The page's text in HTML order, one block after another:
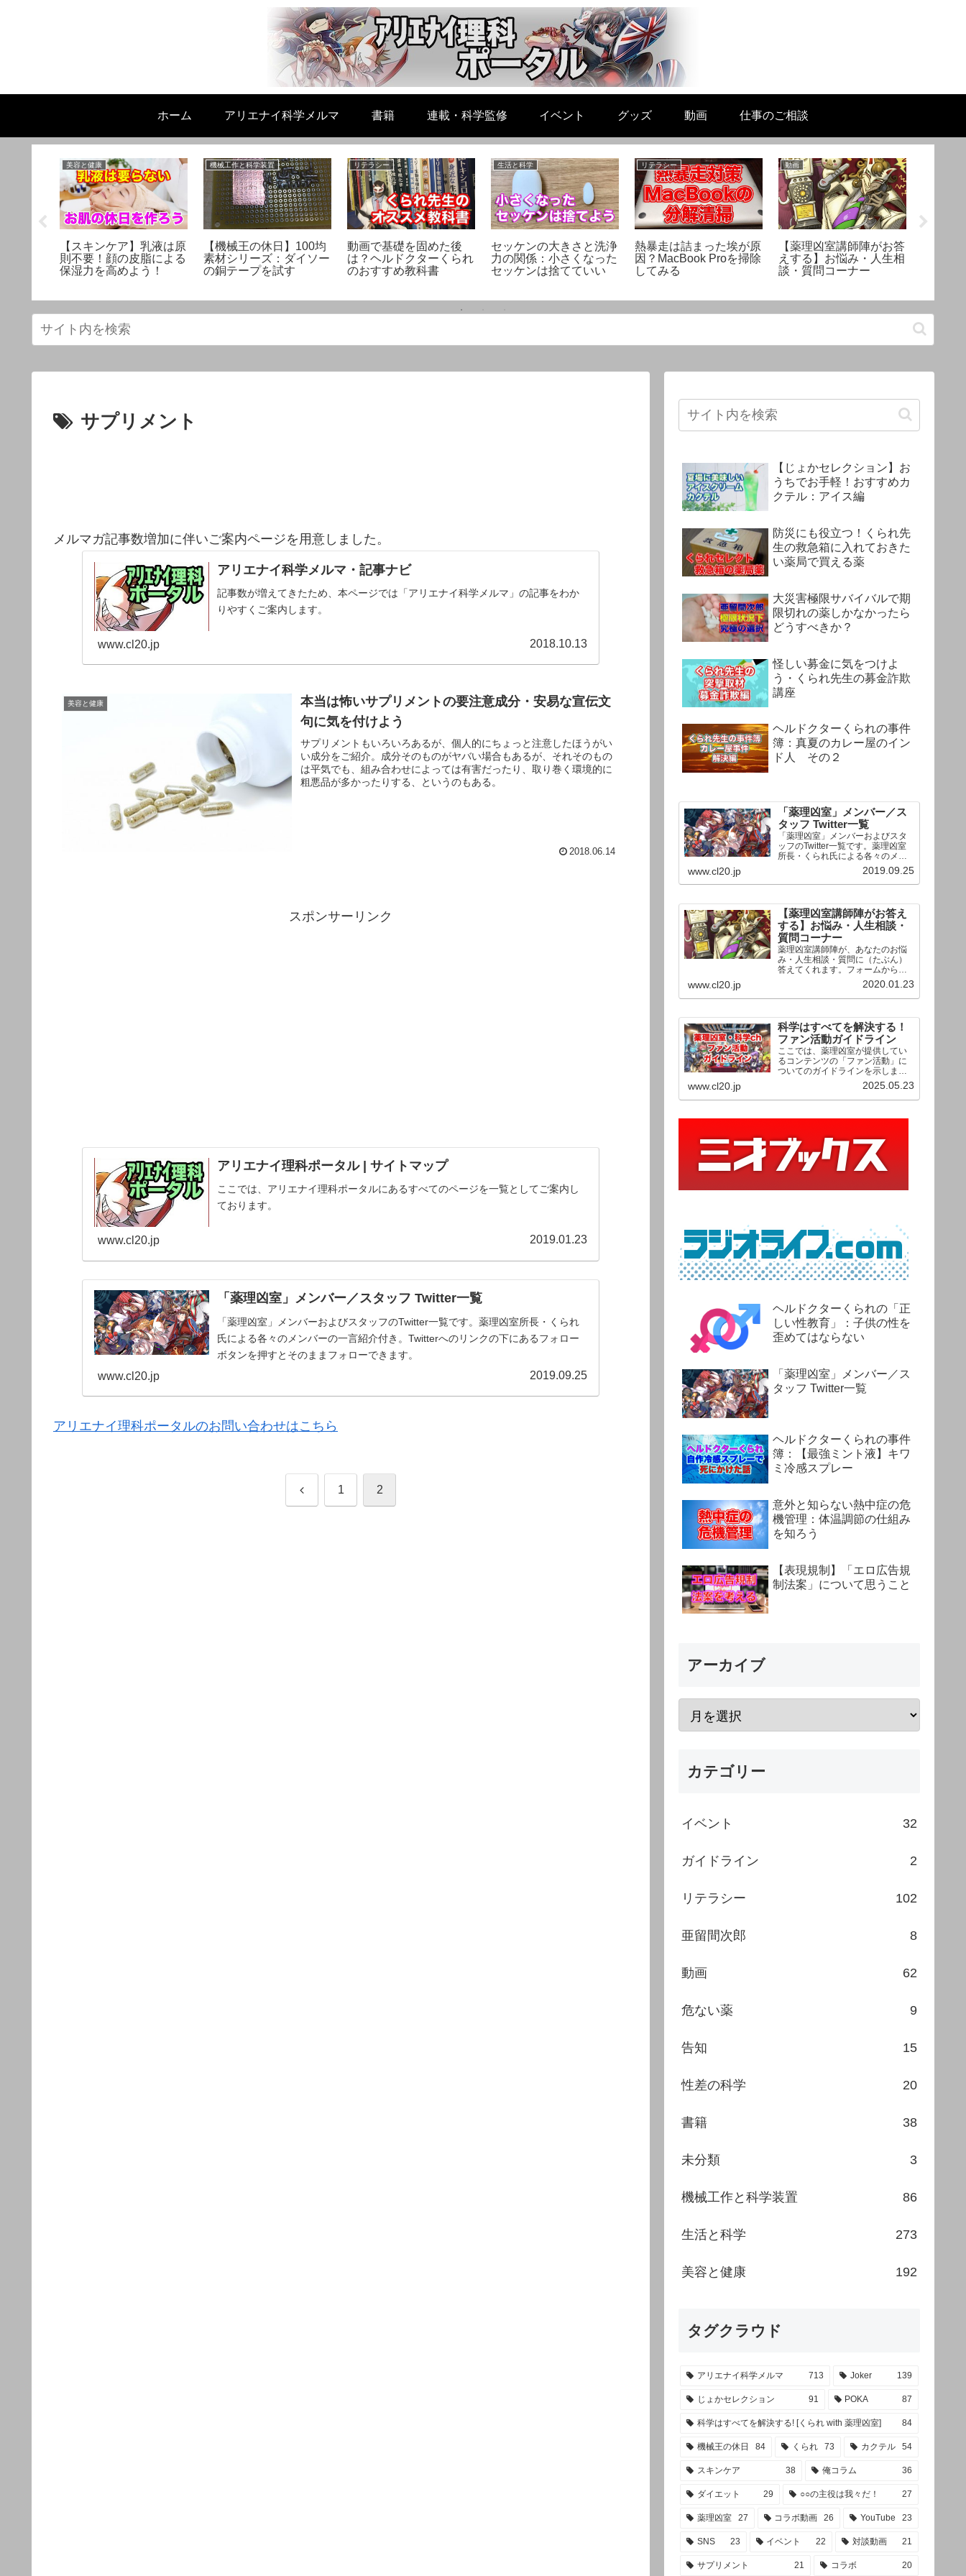
ホーム アリエナイ科学メルマ 書籍 連載・科学監修 イベント グッズ 動画 仕事のご相談
美容と健康
【スキンケア】乳液は原
則不要！顔の皮脂による
保湿力を高めよう！
機械工作と科学装置
【機械王の休日】100均
素材シリーズ：ダイソー
の銅テープを試す
リテラシー
動画で基礎を固めた後
は？ヘルドクターくられ
のおすすめ教科書
生活と科学
セッケンの大きさと洗浄
力の関係：小さくなった
セッケンは捨てていい
リテラシー
熱暴走は詰まった埃が原
因？MacBook Proを掃除
してみる
動画
【薬理凶室講師陣がお答
えする】お悩み・人生相
談・質問コーナー
サプリメント
メルマガ記事数増加に伴いご案内ページを用意しました。
アリエナイ科学メルマ・記事ナビ
記事数が増えてきたため、本ページでは「アリエナイ科学メルマ」の記事をわか
りやすくご案内します。
www.cl20.jp 2018.10.13
美容と健康
本当は怖いサプリメントの要注意成分・安易な宣伝文
句に気を付けよう
サプリメントもいろいろあるが、個人的にちょっと注意したほうがい
い成分をご紹介。成分そのものがヤバい場合もあるが、それそのもの
は平気でも、組み合わせによっては有害だったり、取り巻く環境的に
粗悪品が多かったりする、というのもある。
2018.06.14
スポンサーリンク
アリエナイ理科ポータル | サイトマップ
ここでは、アリエナイ理科ポータルにあるすべてのページを一覧としてご案内し
ております。
www.cl20.jp 2019.01.23
「薬理凶室」メンバー／スタッフ Twitter一覧
「薬理凶室」メンバーおよびスタッフのTwitter一覧です。薬理凶室所長・くられ
氏による各々のメンバーの一言紹介付き。Twitterへのリンクの下にあるフォロー
ボタンを押すとそのままフォローできます。
www.cl20.jp 2019.09.25
アリエナイ理科ポータルのお問い合わせはこちら
前 1 2
【じょかセレクション】お
うちでお手軽！おすすめカ
クテル：アイス編
防災にも役立つ！くられ先
生の救急箱に入れておきた
い薬局で買える薬
大災害極限サバイバルで期
限切れの薬しかなかったら
どうすべきか？
怪しい募金に気をつけよ
う・くられ先生の募金詐欺
講座
ヘルドクターくられの事件
簿：真夏のカレー屋のイン
ド人 その２
「薬理凶室」メンバー／ス
タッフ Twitter一覧
「薬理凶室」メンバーおよびスタ
ッフのTwitter一覧です。薬理凶室
所長・くられ氏による各々のメン
バーの一言紹介付き。Twitterへの
リンクの下にあるフォローボタン
を押すとそのままフォローできま
www.cl20.jp 2019.09.25
【薬理凶室講師陣がお答え
する】お悩み・人生相談・
質問コーナー
薬理凶室講師陣が、あなたのお悩
み・人生相談・質問に（たぶん）
答えてくれます。フォームからお
送りいただいた相談は、順次、動
画として公開される予定（時期未
定）！ どうぞお気軽にご質問く
www.cl20.jp 2020.01.23
科学はすべてを解決する！
ファン活動ガイドライン
ここでは、薬理凶室が提供してい
るコンテンツの「ファン活動」に
ついてのガイドラインを示しま
す。ご利用の場合は当ガイドライ
ンを遵守して頂けますよう、よろ
しくお願い申し上げます。
www.cl20.jp 2025.05.23
ヘルドクターくられの「正
しい性教育」：子供の性を
歪めてはならない
「薬理凶室」メンバー／ス
タッフ Twitter一覧
ヘルドクターくられの事件
簿：【最強ミント液】キワ
ミ冷感スプレー
意外と知らない熱中症の危
機管理：体温調節の仕組み
を知ろう
【表現規制】「エロ広告規
制法案」について思うこと
アーカイブ
カテゴリー
イベント 32
ガイドライン 2
リテラシー 102
亜留間次郎 8
動画 62
危ない薬 9
告知 15
性差の科学 20
書籍 38
未分類 3
機械工作と科学装置 86
生活と科学 273
美容と健康 192
タグクラウド
アリエナイ科学メルマ 713 Joker 139
じょかセレクション 91 POKA 87
科学はすべてを解決する! [くられ with 薬理凶室] 84
機械王の休日 84 くられ 73 カクテル 54
スキンケア 38 俺コラム 36
ダイエット 29 ○○の主役は我々だ！ 27
薬理凶室 27 コラボ動画 26 YouTube 23
SNS 23 イベント 22 対談動画 21
サプリメント 21 コラボ 20